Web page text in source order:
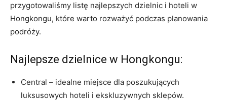
przygotowaliśmy listę najlepszych ‌dzielnic i hoteli w
Hongkongu, które warto rozważyć podczas ⁢planowania
podróży.
Najlepsze dzielnice w Hongkongu:
Central – idealne miejsce dla poszukujących
luksusowych ⁢hoteli i ekskluzywnych sklepów.